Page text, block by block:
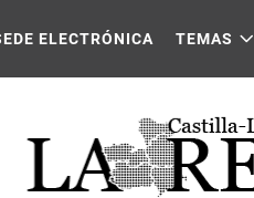
La Mancha
ELECTRÓNICA TEMAS